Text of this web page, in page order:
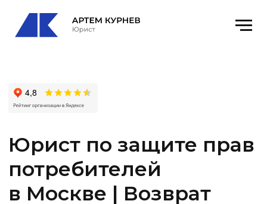
Юрист по защите прав
в Москве | Возврат
денег и суд
Юрист по защите прав потребителей
в Москве : товар, услуга, ремонт,
претензия, возврат денег, неустойка,